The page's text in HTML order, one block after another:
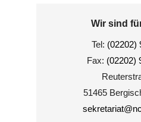
Wir sind
Tel: (02202)
Fax: (02202)
51465